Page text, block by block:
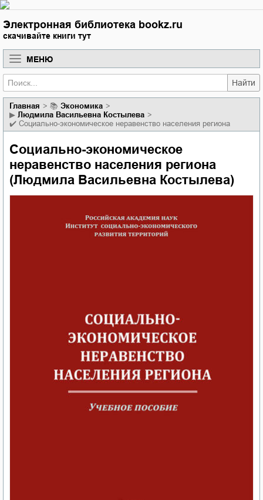
Электронная библиотека bookz.ru
скачивайте книги тут
МЕНЮ
Найти
Главная 📚
экономика
▶ Людмила Васильевна Костылева
✔️ Социально-экономическое неравенство населения региона
Социально-экономическое
неравенство населения региона
(Людмила Васильевна Костылева)